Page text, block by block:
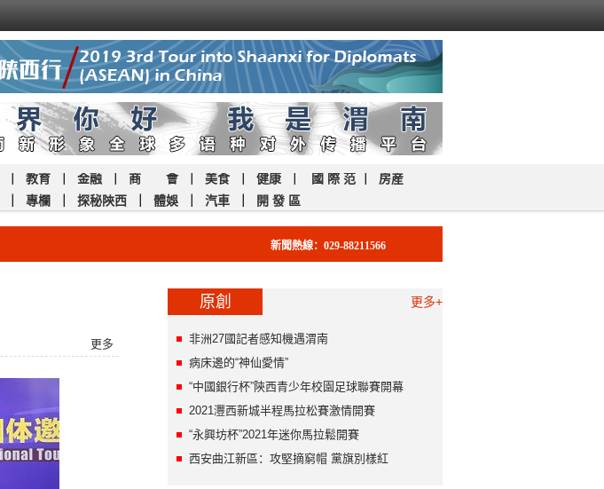
教育 金融 商 會｜ 美食｜ 健康 國 際 范
房産
專欄 探秘陝西 體娛 汽車 開 發 區
新聞熱線：029-88211566
更多
原創 更多+
非洲27國記者感知機遇渭南
病床邊的“神仙愛情”
“中國銀行杯”陝西青少年校園足球聯賽開幕
2021灃西新城半程馬拉松賽激情開賽
“永興坊杯”2021年迷你馬拉鬆開賽
西安曲江新區：攻堅摘窮帽 黨旗別樣紅